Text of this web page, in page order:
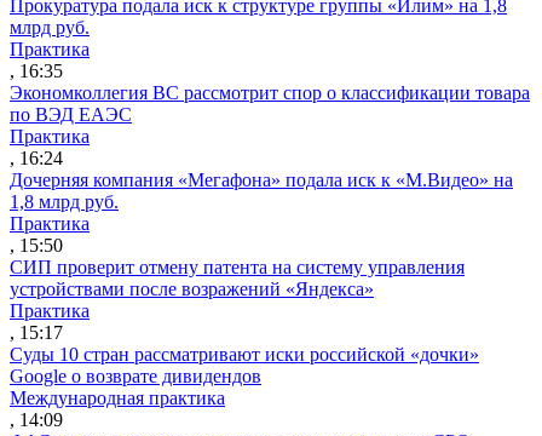
Прокуратура подала иск к структуре группы «Илим» на 1,8
млрд руб.
Практика
, 16:35
Экономколлегия ВС рассмотрит спор о классификации товара
по ВЭД ЕАЭС
Практика
, 16:24
Дочерняя компания «Мегафона» подала иск к «М.Видео» на
1,8 млрд руб.
Практика
, 15:50
СИП проверит отмену патента на систему управления
устройствами после возражений «Яндекса»
Практика
, 15:17
Суды 10 стран рассматривают иски российской «дочки»
Google о возврате дивидендов
Международная практика
, 14:09